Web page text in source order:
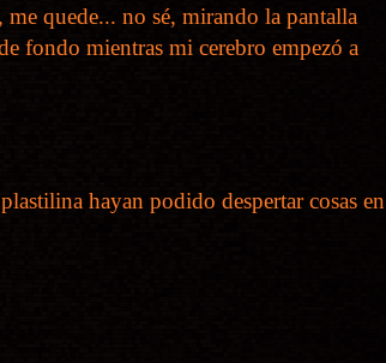
quede... no sé, mirando la pantalla
fondo mientras mi cerebro empezó a
hayan podido despertar cosas en